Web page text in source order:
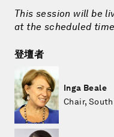
This session will be
at the scheduled
登壇者
Inga Beale
Chair,